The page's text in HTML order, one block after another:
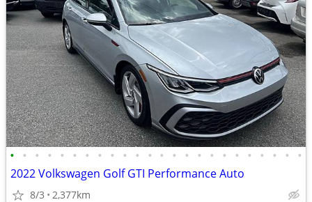
• • • • • • • • • • • • • • • • • • • • • • • •
2022 Volkswagen Golf GTI Performance Auto
8/3 2,377km